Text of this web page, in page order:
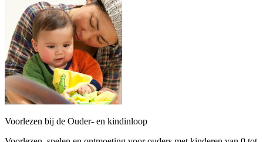
Voorlezen bij de Ouder- en kindinloop